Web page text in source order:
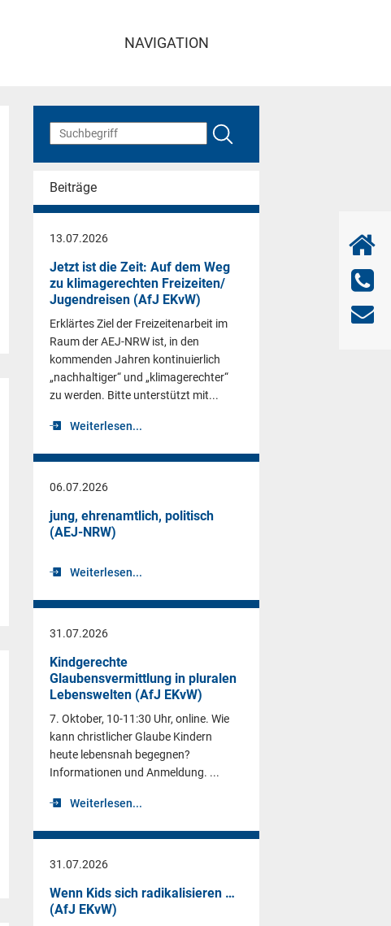
NAVIGATION
Beiträge
13.07.2026
Jetzt ist die Zeit: Auf dem Weg
zu klimagerechten Freizeiten/
Jugendreisen (AfJ EKvW)
Erklärtes Ziel der Freizeitenarbeit im
Raum der AEJ-NRW ist, in den
kommenden Jahren kontinuierlich
„nachhaltiger“ und „klimagerechter“
zu werden. Bitte unterstützt mit...
Weiterlesen...
06.07.2026
jung, ehrenamtlich, politisch
(AEJ-NRW)
Weiterlesen...
31.07.2026
Kindgerechte
Glaubensvermittlung in pluralen
Lebenswelten (AfJ EKvW)
7. Oktober, 10-11:30 Uhr, online. Wie
kann christlicher Glaube Kindern
heute lebensnah begegnen?
Informationen und Anmeldung. ...
Weiterlesen...
31.07.2026
Wenn Kids sich radikalisieren …
(AfJ EKvW)